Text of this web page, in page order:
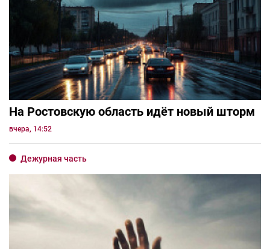
На Ростовскую область идёт новый шторм
вчера, 14:52
Дежурная часть